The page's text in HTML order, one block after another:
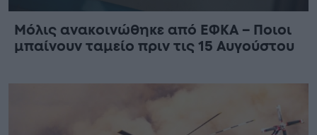
Μόλις ανακοινώθηκε από ΕΦΚΑ – Ποιοι
μπαίνουν ταμείο πριν τις 15 Αυγούστου